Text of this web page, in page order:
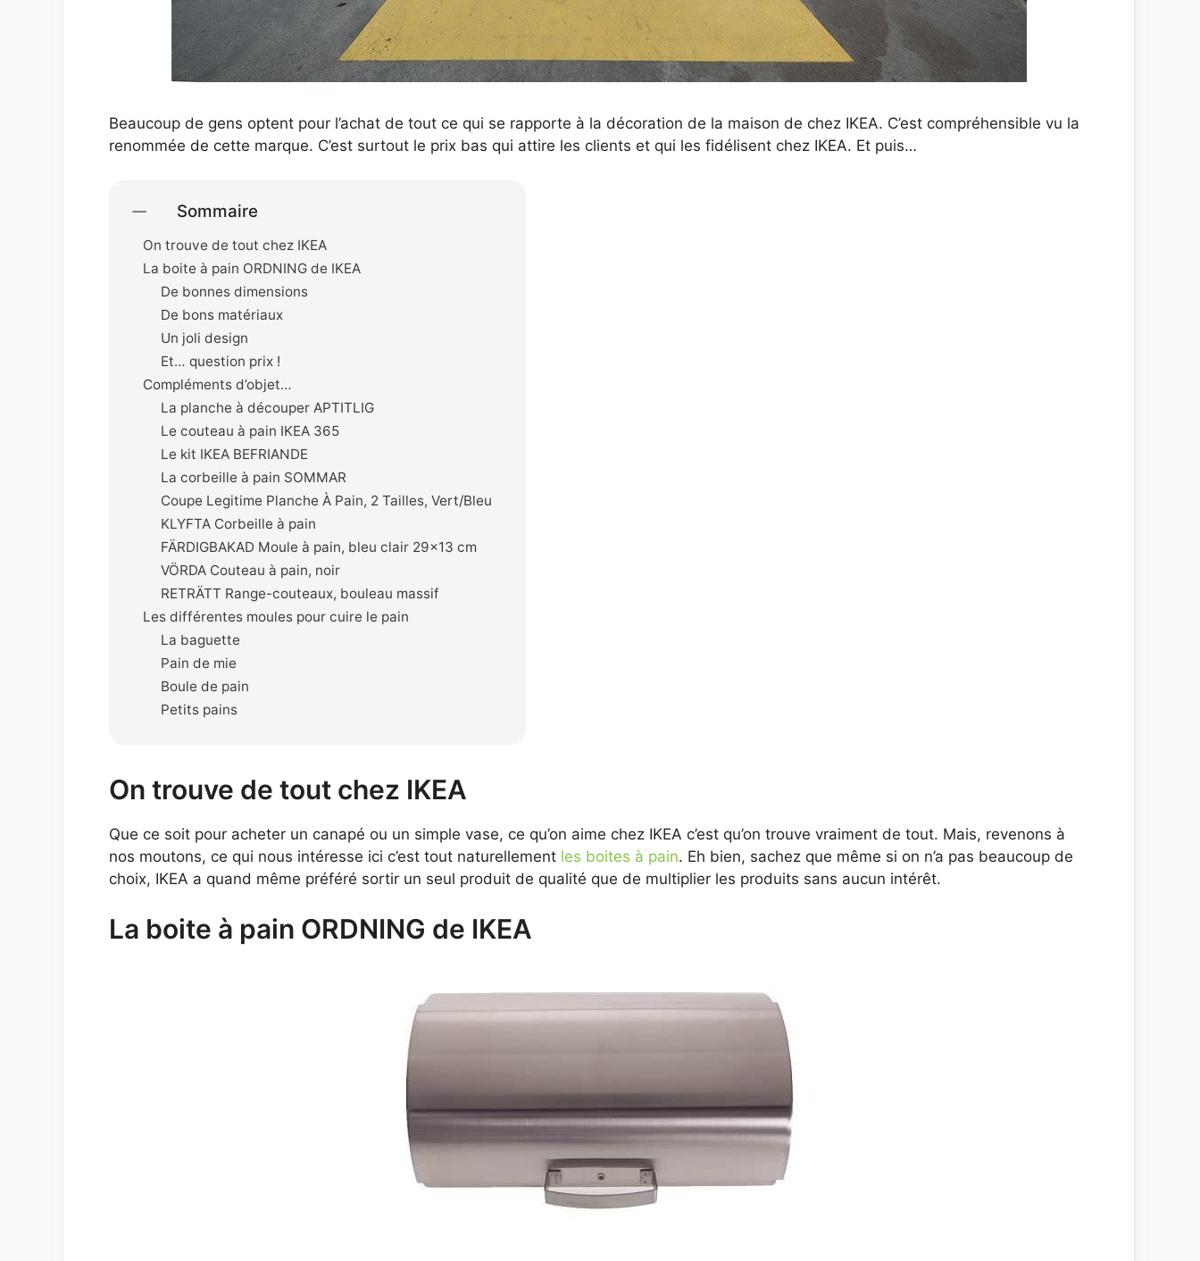
Beaucoup de gens optent pour l’achat de tout ce qui se rapporte à la décoration de la maison de chez IKEA. C’est compréhensible vu la
renommée de cette marque. C’est surtout le prix bas qui attire les clients et qui les fidélisent chez IKEA. Et puis…
Sommaire
On trouve de tout chez IKEA
La boite à pain ORDNING de IKEA
De bonnes dimensions
De bons matériaux
Un joli design
Et… question prix !
Compléments d’objet…
La planche à découper APTITLIG
Le couteau à pain IKEA 365
Le kit IKEA BEFRIANDE
La corbeille à pain SOMMAR
Coupe Legitime Planche À Pain, 2 Tailles, Vert/Bleu
KLYFTA Corbeille à pain
FÄRDIGBAKAD Moule à pain, bleu clair 29×13 cm
VÖRDA Couteau à pain, noir
RETRÄTT Range-couteaux, bouleau massif
Les différentes moules pour cuire le pain
La baguette
Pain de mie
Boule de pain
Petits pains
On trouve de tout chez IKEA
Que ce soit pour acheter un canapé ou un simple vase, ce qu’on aime chez IKEA c’est qu’on trouve vraiment de tout. Mais, revenons à
nos moutons, ce qui nous intéresse ici c’est tout naturellement les boites à pain. Eh bien, sachez que même si on n’a pas beaucoup de
choix, IKEA a quand même préféré sortir un seul produit de qualité que de multiplier les produits sans aucun intérêt.
La boite à pain ORDNING de IKEA